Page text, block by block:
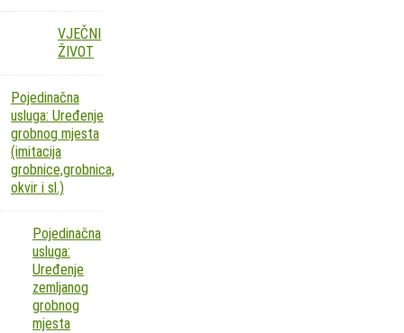
VJEČNI
ŽIVOT
Pojedinačna
usluga: Uređenje
grobnog mjesta
(imitacija
grobnice,grobnica,
okvir i sl.)
Pojedinačna
usluga:
Uređenje
zemljanog
grobnog
mjesta